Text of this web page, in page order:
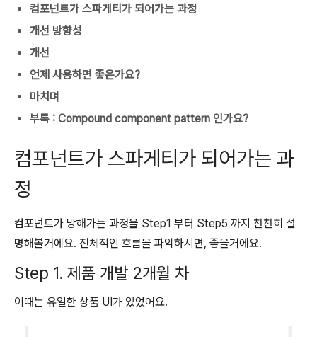
컴포넌트가 스파게티가 되어가는 과정
개선 방향성
개선
언제 사용하면 좋은가요?
마치며
부록 : Compound component pattern 인가요?
컴포넌트가 스파게티가 되어가는 과
정
컴포넌트가 망해가는 과정을 Step1 부터 Step5 까지 천천히 설
명해볼거에요. 전체적인 흐름을 파악하시면, 좋을거에요.
Step 1. 제품 개발 2개월 차
이때는 유일한 상품 UI가 있었어요.